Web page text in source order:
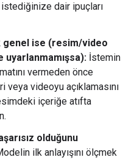
dair ipuçları
genel ise (resim/video
İstemin
vermeden önce
videoyu açıklamasını
içeriğe atıfta
olduğunu
ilk anlayışını ölçmek